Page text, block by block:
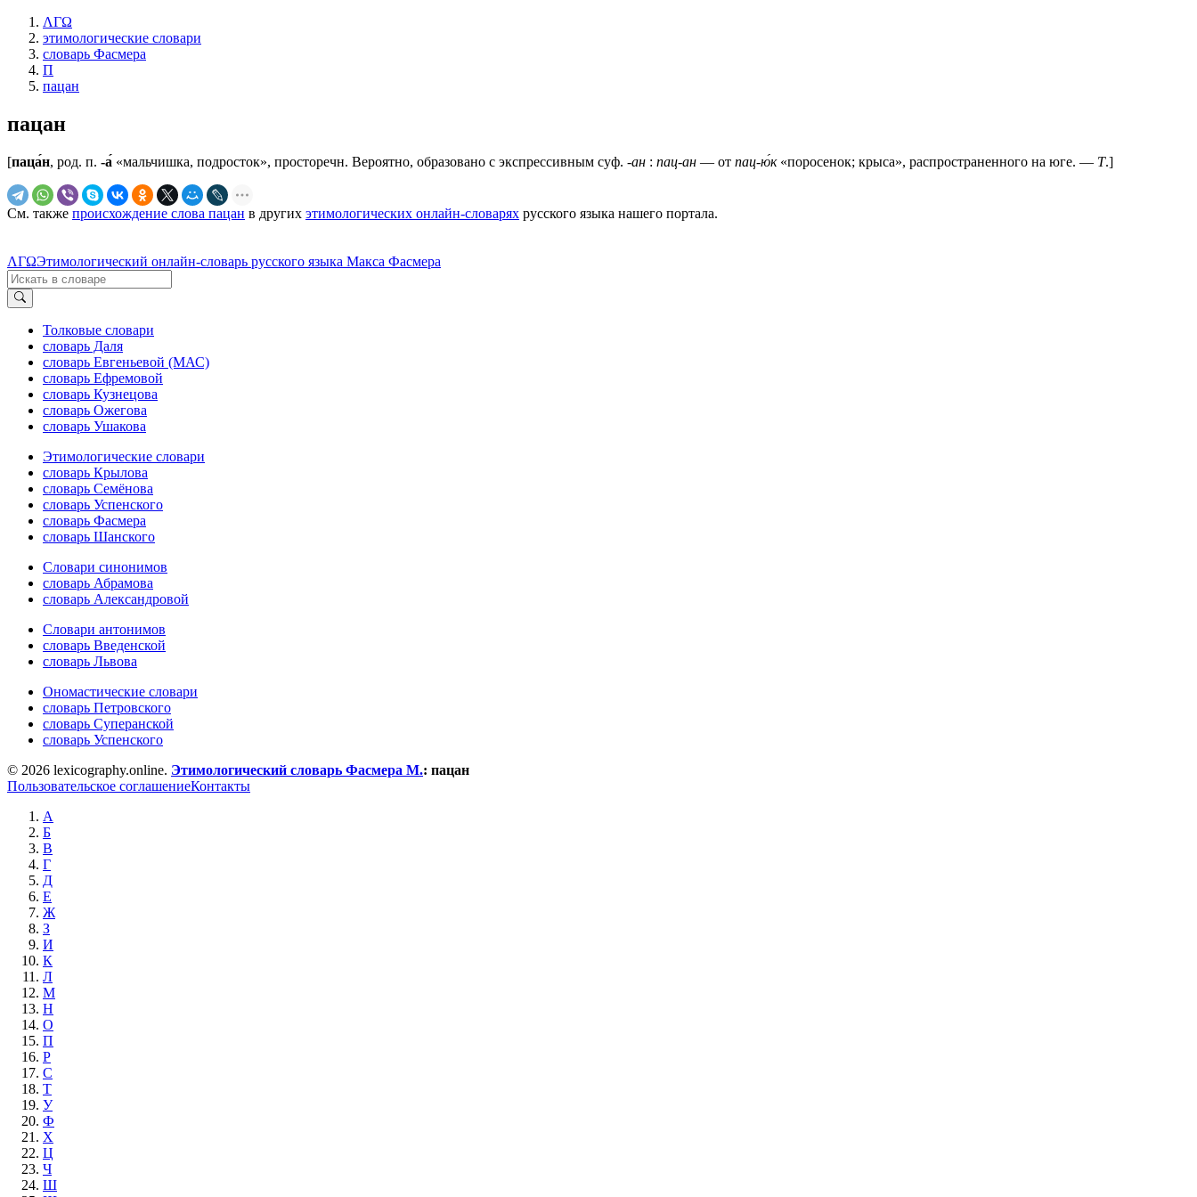
ΛΓΩ
этимологические словари
словарь Фасмера
П
пацан
пацан
[паца́н, род. п. -а́ «мальчишка, подросток», просторечн. Вероятно, образовано с экспрессивным суф. -ан : пац-ан — от пац-ю́к«поросенок; крыса», распространенного на юге. — Т.]
См. также происхождение слова пацан в других этимологических онлайн-словарях русского языка нашего портала.
ΛΓΩЭтимологический онлайн-словарь русского языка Макса Фасмера
Толковые словари
словарь Даля
словарь Евгеньевой (МАС)
словарь Ефремовой
словарь Кузнецова
словарь Ожегова
словарь Ушакова
Этимологические словари
словарь Крылова
словарь Семёнова
словарь Успенского
словарь Фасмера
словарь Шанского
Словари синонимов
словарь Абрамова
словарь Александровой
Словари антонимов
словарь Введенской
словарь Львова
Ономастические словари
словарь Петровского
словарь Суперанской
словарь Успенского
© 2026 lexicography.online. Этимологический словарь Фасмера М.: пацан
Пользовательское соглашениеКонтакты
А
Б
В
Г
Д
Е
Ж
З
И
К
Л
М
Н
О
П
Р
С
Т
У
Ф
Х
Ц
Ч
Ш